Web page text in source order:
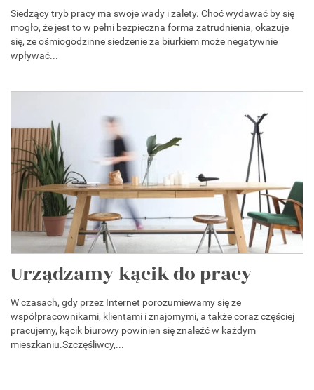
Siedzący tryb pracy ma swoje wady i zalety. Choć wydawać by się
mogło, że jest to w pełni bezpieczna forma zatrudnienia, okazuje
się, że ośmiogodzinne siedzenie za biurkiem może negatywnie
wpływać...
Urządzamy kącik do pracy
W czasach, gdy przez Internet porozumiewamy się ze
współpracownikami, klientami i znajomymi, a także coraz częściej
pracujemy, kącik biurowy powinien się znaleźć w każdym
mieszkaniu.Szczęśliwcy,...